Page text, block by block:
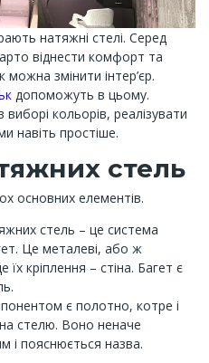
натяжні стелі. Серед
віднести комфорт та
можна змінити інтер’єр.
допоможуть в цьому.
кольорів, реалізувати
навіть простіше.
стель
основних елементів.
стель – це система
Це металеві, або ж
їх кріплення – стіна. Багет є
є полотно, котре і
стелю. Воно неначе
і пояснюється назва.